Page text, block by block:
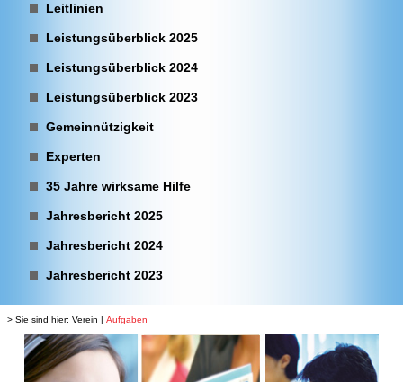
Leitlinien
Leistungsüberblick 2025
Leistungsüberblick 2024
Leistungsüberblick 2023
Gemeinnützigkeit
Experten
35 Jahre wirksame Hilfe
Jahresbericht 2025
Jahresbericht 2024
Jahresbericht 2023
> Sie sind hier: Verein | Aufgaben